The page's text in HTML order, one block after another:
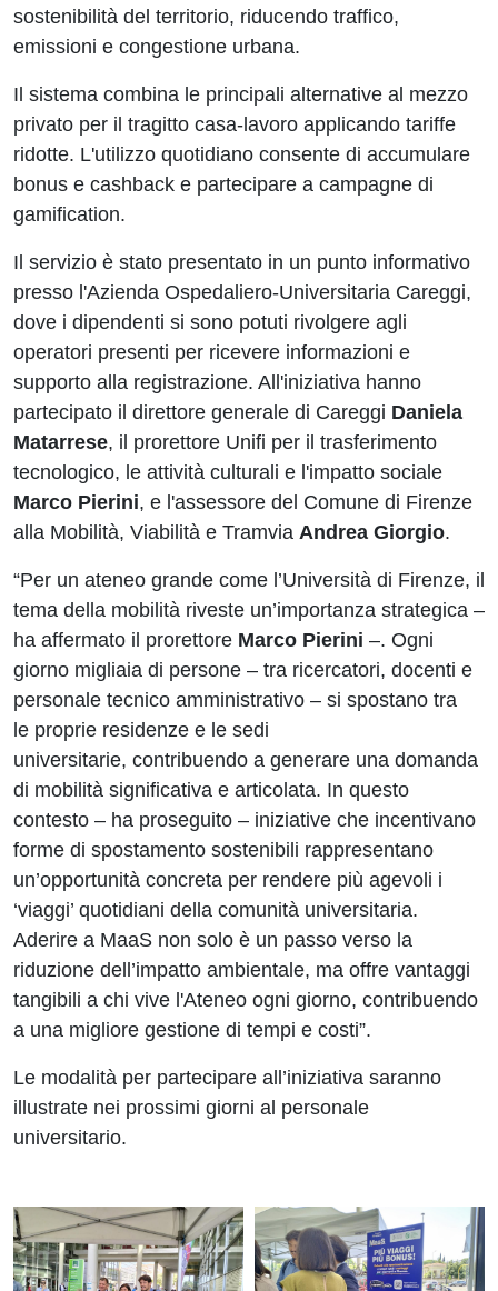
sostenibilità del territorio, riducendo traffico,
emissioni e congestione urbana.
Il sistema combina le principali alternative al mezzo
privato per il tragitto casa-lavoro applicando tariffe
ridotte. L'utilizzo quotidiano consente di accumulare
bonus e cashback e partecipare a campagne di
gamification.
Il servizio è stato presentato in un punto informativo
presso l'Azienda Ospedaliero-Universitaria Careggi,
dove i dipendenti si sono potuti rivolgere agli
operatori presenti per ricevere informazioni e
supporto alla registrazione. All'iniziativa hanno
partecipato il direttore generale di Careggi Daniela
Matarrese, il prorettore Unifi per il trasferimento
tecnologico, le attività culturali e l'impatto sociale
Marco Pierini, e l'assessore del Comune di Firenze
alla Mobilità, Viabilità e Tramvia Andrea Giorgio.
“Per un ateneo grande come l’Università di Firenze, il
tema della mobilità riveste un’importanza strategica –
ha affermato il prorettore Marco Pierini –. Ogni
giorno migliaia di persone – tra ricercatori, docenti e
personale tecnico amministrativo – si spostano tra
le proprie residenze e le sedi
universitarie, contribuendo a generare una domanda
di mobilità significativa e articolata. In questo
contesto – ha proseguito – iniziative che incentivano
forme di spostamento sostenibili rappresentano
un’opportunità concreta per rendere più agevoli i
‘viaggi’ quotidiani della comunità universitaria.
Aderire a MaaS non solo è un passo verso la
riduzione dell’impatto ambientale, ma offre vantaggi
tangibili a chi vive l'Ateneo ogni giorno, contribuendo
a una migliore gestione di tempi e costi”.
Le modalità per partecipare all’iniziativa saranno
illustrate nei prossimi giorni al personale
universitario.